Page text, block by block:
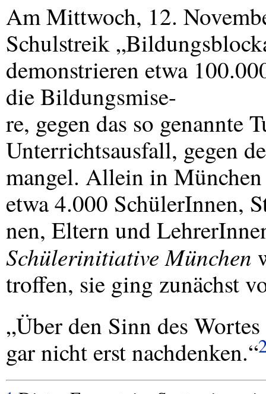
Am Mittwoch, 12.
Schulstreik
demonstrieren etwa
die Bildungsmise-
re, gegen das so genannte
Unterrichtsausfall, gegen
mangel. Allein in
etwa 4.000 SchülerInnen,
nen, Eltern und
Schülerinitiative München
troffen, sie ging zunächst
„Über den Sinn des
gar nicht erst nachdenken.“